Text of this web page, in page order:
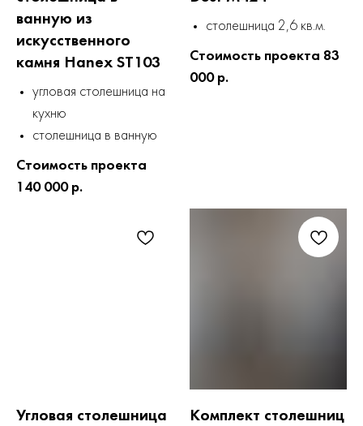
ванную из
искусственного
камня Hanex ST103
угловая столешница на
кухню
столешница в ванную
Стоимость проекта
140 000 р.
столешница 2,6 кв.м.
Стоимость проекта 83
000 р.
Угловая столешница
Комплект столешниц